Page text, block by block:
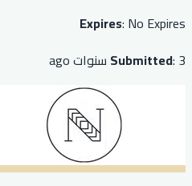
Expires: No Expires
Submitted: 3 سنوات ago